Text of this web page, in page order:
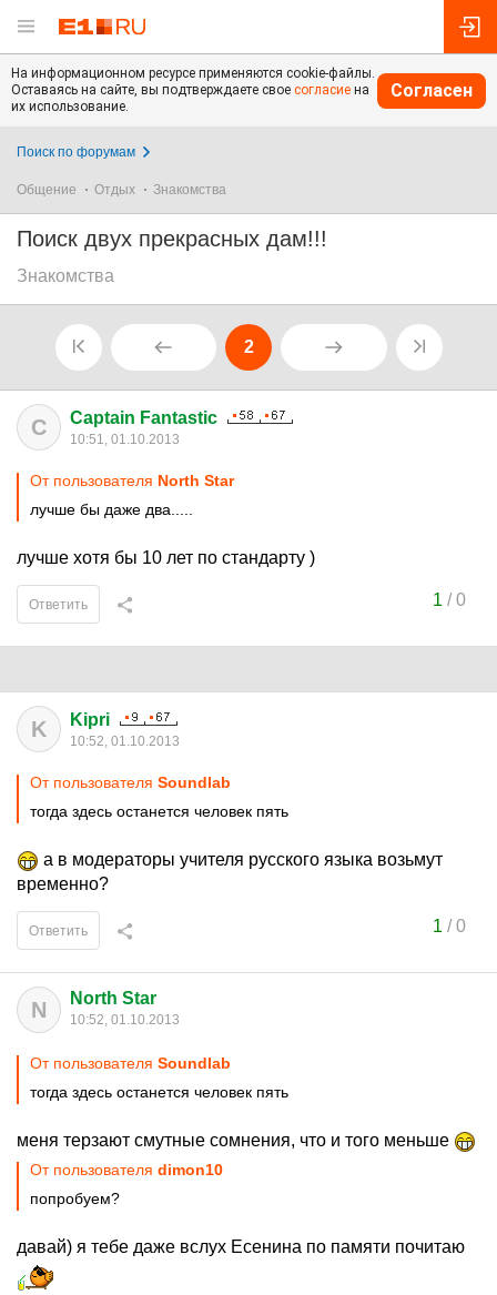
На информационном ресурсе применяются cookie-файлы.
Оставаясь на сайте, вы подтверждаете свое согласие на
их использование.
Согласен
Поиск по форумам
Общение Отдых Знакомства
Поиск двух прекрасных дам!!!
Знакомства
2
C Captain Fantastic
10:51, 01.10.2013
От пользователя North Star
лучше бы даже два.....
лучше хотя бы 10 лет по стандарту )
1 /0
Ответить
K Kipri
10:52, 01.10.2013
От пользователя Soundlab
тогда здесь останется человек пять
а в модераторы учителя русского языка возьмут
временно?
1 /0
Ответить
N North Star
10:52, 01.10.2013
От пользователя Soundlab
тогда здесь останется человек пять
меня терзают смутные сомнения, что и того меньше
От пользователя dimon10
попробуем?
давай) я тебе даже вслух Есенина по памяти почитаю